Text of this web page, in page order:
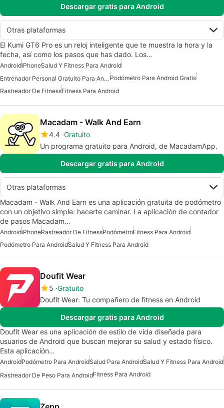
Descargar gratis para Android
Otras plataformas
El Kumi GT6 Pro es un reloj inteligente que te muestra la hora y la
fecha, así como los pasos que has dado. Los…
AndroidiPhoneSalud Y Fitness Para Android
Entrenador Personal Gratuito Para Android Podómetro Para Android Gratis
Rastreador De FitnessFitness Para Android
Macadam - Walk And Earn
4.4 Gratuito
Un programa gratuito para Android, de MacadamApp.
Descargar gratis para Android
Otras plataformas
Macadam - Walk And Earn es una aplicación gratuita de podómetro
con un objetivo simple: hacerte caminar. La aplicación de contador
de pasos Macadam…
AndroidiPhoneRastreador De FitnessPodómetroFitness Para Android
Podómetro Para AndroidSalud Y Fitness Para Android
Doufit Wear
5 Gratuito
Doufit Wear: Tu compañero de fitness en Android
Descargar gratis para Android
Doufit Wear es una aplicación de estilo de vida diseñada para
usuarios de Android que buscan mejorar su salud y estado físico.
Esta aplicación…
AndroidPodómetro Para AndroidSalud Para AndroidSalud Y Fitness Para Android
Rastreador De Peso Para AndroidFitness Para Android